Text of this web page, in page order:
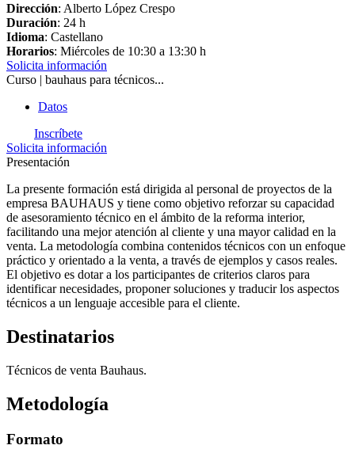
Dirección: Alberto López Crespo
Duración: 24 h
Idioma: Castellano
Horarios: Miércoles de 10:30 a 13:30 h
Solicita información
Curso | bauhaus para técnicos...
Datos
Inscríbete
Solicita información
Presentación
La presente formación está dirigida al personal de proyectos de la
empresa BAUHAUS y tiene como objetivo reforzar su capacidad
de asesoramiento técnico en el ámbito de la reforma interior,
facilitando una mejor atención al cliente y una mayor calidad en la
venta. La metodología combina contenidos técnicos con un enfoque
práctico y orientado a la venta, a través de ejemplos y casos reales.
El objetivo es dotar a los participantes de criterios claros para
identificar necesidades, proponer soluciones y traducir los aspectos
técnicos a un lenguaje accesible para el cliente.
Destinatarios
Técnicos de venta Bauhaus.
Metodología
Formato